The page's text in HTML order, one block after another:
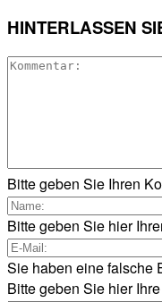
HINTERLASSEN
Bitte geben Sie Ihren
Bitte geben Sie hier
Sie haben eine falsche
Bitte geben Sie hier